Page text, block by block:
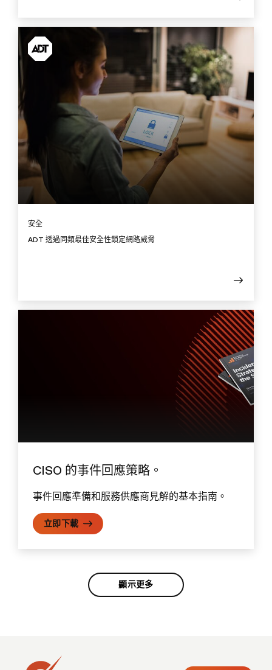
安全
ADT 透過同類最佳安全性鎖定網路威脅
CISO 的事件回應策略。
事件回應準備和服務供應商見解的基本指南。
立即下載
顯示更多